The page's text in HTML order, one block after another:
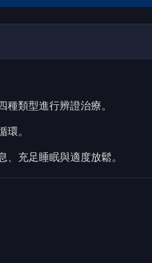
類型進行辨證治療。
。
充足睡眠與適度放鬆。